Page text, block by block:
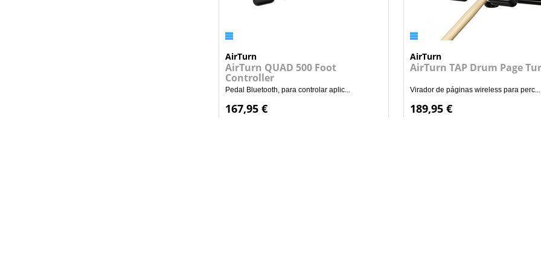
AirTurn
AirTurn QUAD 500 Foot
Controller
Pedal Bluetooth, para controlar aplic...
167,95 €
AirTurn
AirTurn TAP Drum Page
Virador de páginas wireless para perc...
189,95 €